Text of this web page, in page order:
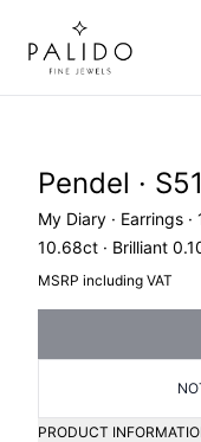
Pendel ·
My Diary · Earrings
10.68ct · Brilliant
MSRP including VAT
PRODUCT